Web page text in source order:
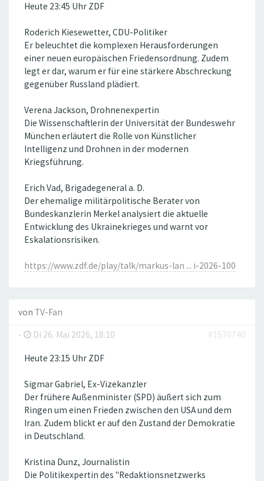
Heute 23:45 Uhr ZDF
Roderich Kiesewetter, CDU-Politiker
Er beleuchtet die komplexen Herausforderungen
einer neuen europäischen Friedensordnung. Zudem
legt er dar, warum er für eine stärkere Abschreckung
gegenüber Russland plädiert.
Verena Jackson, Drohnenexpertin
Die Wissenschaftlerin der Universität der Bundeswehr
München erläutert die Rolle von Künstlicher
Intelligenz und Drohnen in der modernen
Kriegsführung.
Erich Vad, Brigadegeneral a. D.
Der ehemalige militärpolitische Berater von
Bundeskanzlerin Merkel analysiert die aktuelle
Entwicklung des Ukrainekrieges und warnt vor
Eskalationsrisiken.
https://www.zdf.de/play/talk/markus-lan ... i-2026-100
von TV-Fan
-
Di 26. Mai 2026, 18:10 #1570740
Heute 23:15 Uhr ZDF
Sigmar Gabriel, Ex-Vizekanzler
Der frühere Außenminister (SPD) äußert sich zum
Ringen um einen Frieden zwischen den USA und dem
Iran. Zudem blickt er auf den Zustand der Demokratie
in Deutschland.
Kristina Dunz, Journalistin
Die Politikexpertin des "Redaktionsnetzwerks